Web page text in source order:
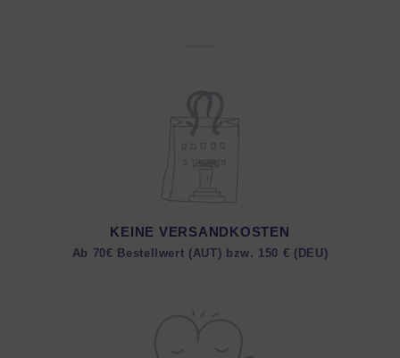
KEINE VERSANDKOSTEN
Ab 70€ Bestellwert (AUT) bzw. 150 € (DEU)